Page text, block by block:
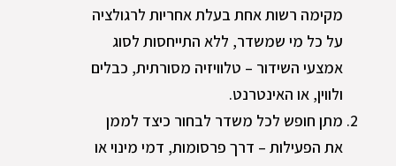
מקימה רשות אחת בעלת אחריות לרגולציה
על כל מי שמשדר, ללא התייחסות לסוג
אמצעי השידור – טלוויזיה מסורתית, כבלים
ולווין, או האינטרנט.
מתן חופש לכל משדר לבחור כיצד לממן
את הפעילות – דרך פרסומות, דמי מינוי או